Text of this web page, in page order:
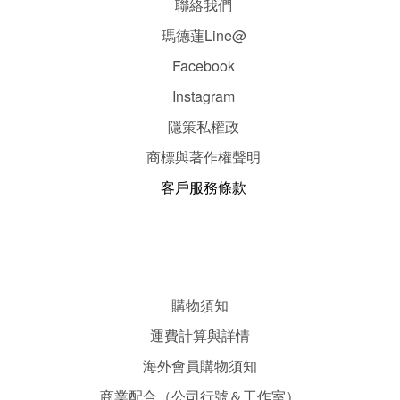
聯絡我們
瑪德蓮Line@
Facebook
Instagram
隱策私權政
商標與著作權聲明
客戶服務條款
購物須知
運費計算與詳情
海外會員購物須知